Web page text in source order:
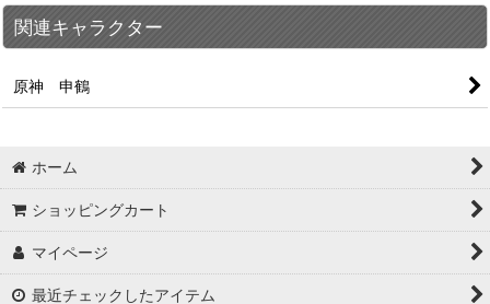
関連キャラクター
原神 申鶴
ホーム
ショッピングカート
マイページ
最近チェックしたアイテム